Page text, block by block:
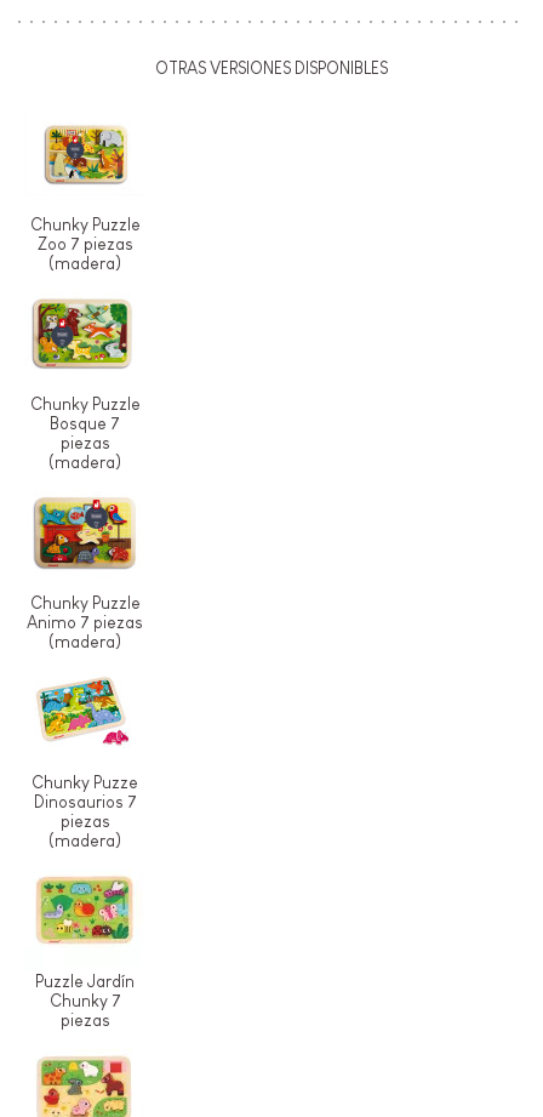
OTRAS VERSIONES DISPONIBLES
Chunky Puzzle
Zoo 7 piezas
(madera)
Chunky Puzzle
Bosque 7
piezas
(madera)
Chunky Puzzle
Animo 7 piezas
(madera)
Chunky Puzze
Dinosaurios 7
piezas
(madera)
Puzzle Jardín
Chunky 7
piezas